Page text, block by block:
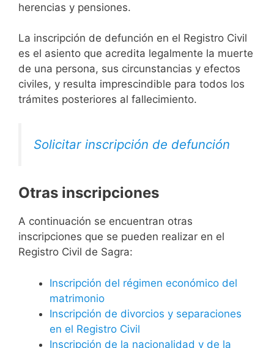
herencias y pensiones.
La inscripción de defunción en el Registro Civil
es el asiento que acredita legalmente la muerte
de una persona, sus circunstancias y efectos
civiles, y resulta imprescindible para todos los
trámites posteriores al fallecimiento.
Solicitar inscripción de defunción
Otras inscripciones
A continuación se encuentran otras
inscripciones que se pueden realizar en el
Registro Civil de Sagra:
Inscripción del régimen económico del
matrimonio
Inscripción de divorcios y separaciones
en el Registro Civil
Inscripción de la nacionalidad y de la